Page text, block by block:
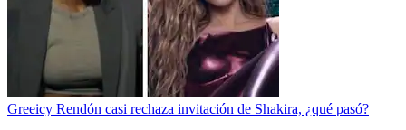
Greeicy Rendón casi rechaza invitación de Shakira, ¿qué pasó?